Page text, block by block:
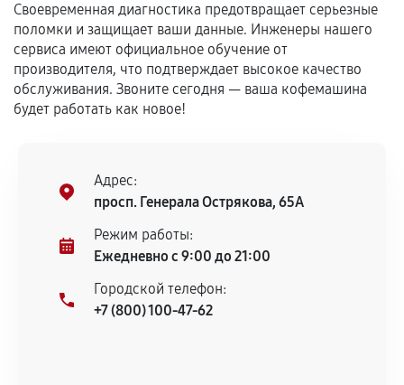
техническим параметрам и не имеют внешних
дефектов.
Установка была выполнена нашим сервисным
центром.
При этом гарантия на сами комплектующие
сервисный центр ответственности не несет.
Своевременная диагностика предотвращает серьезные
поломки и защищает ваши данные. Инженеры нашего
сервиса имеют официальное обучение от
производителя, что подтверждает высокое качество
обслуживания. Звоните сегодня — ваша кофемашина
будет работать как новое!
Адрес:
просп. Генерала Острякова, 65А
Режим работы:
Ежедневно с 9:00 до 21:00
Городской телефон:
+7 (800) 100-47-62